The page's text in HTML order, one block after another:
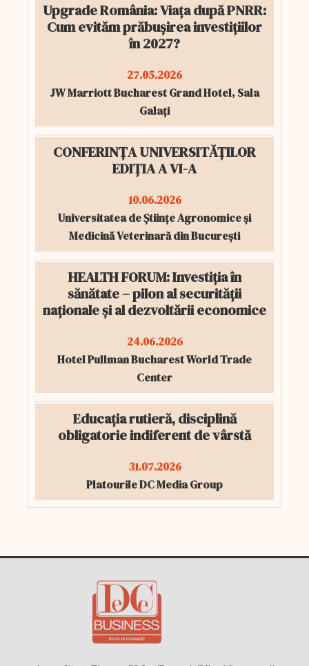
Upgrade România: Viața după PNRR:
Cum evităm prăbușirea investițiilor
în 2027?
27.05.2026
JW Marriott Bucharest Grand Hotel, Sala
Galați
CONFERINȚA UNIVERSITĂȚILOR
EDIȚIA A VI-A
10.06.2026
Universitatea de Științe Agronomice și
Medicină Veterinară din București
HEALTH FORUM: Investiția în
sănătate – pilon al securității
naționale și al dezvoltării economice
24.06.2026
Hotel Pullman Bucharest World Trade
Center
Educația rutieră, disciplină
obligatorie indiferent de vârstă
31.07.2026
Platourile DC Media Group